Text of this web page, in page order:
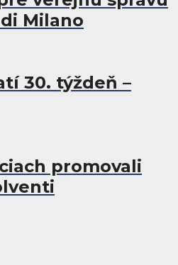
Milano
30. týždeň –
promovali